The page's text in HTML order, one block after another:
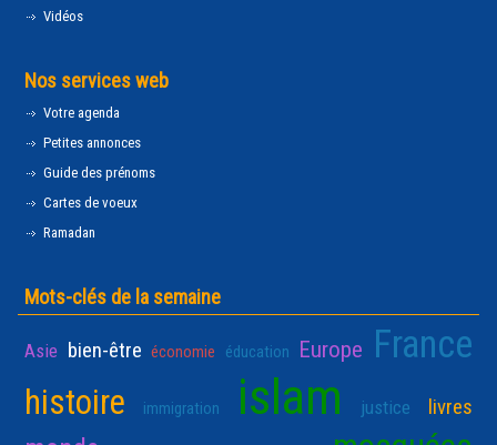
Vidéos
Nos services web
Votre agenda
Petites annonces
Guide des prénoms
Cartes de voeux
Ramadan
Mots-clés de la semaine
Asie bien-être économie éducation Europe France
histoire immigration islam justice livres